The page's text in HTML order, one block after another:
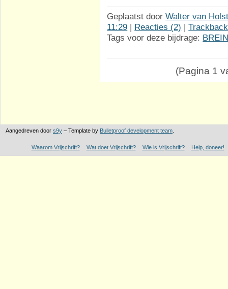
Geplaatst doorWalter van
11:29 | Reacties (2) |
Tags voor deze bijdrage:
(Pagina 1
Aangedreven door s9y – Template by Bulletproof development team
Waarom Vrijschrift? Wat doet Vrijschrift? Wie is Vrijschrift? Help, doneer!